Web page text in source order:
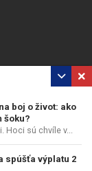
boj o život: ako
šoku?
Hoci sú chvíle v...
spúšťa výplatu 2